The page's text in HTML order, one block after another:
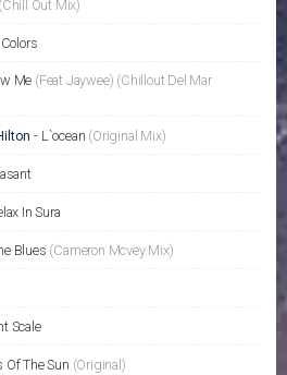
(Chill Out Mix)
Me (Feat Jaywee) (Chillout Del Mar
- L`ocean (Original Mix)
In Sura
Blues (Cameron Mcvey Mix)
Scale
Of The Sun (Original)